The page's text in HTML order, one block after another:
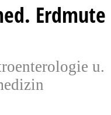
Erdmute
u.